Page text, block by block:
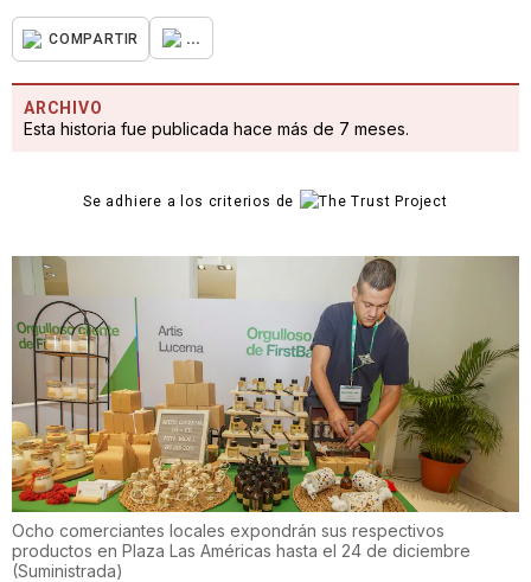
COMPARTIR ...
ARCHIVO
Esta historia fue publicada hace más de 7 meses.
Se adhiere a los criterios de
Ocho comerciantes locales expondrán sus respectivos
productos en Plaza Las Américas hasta el 24 de diciembre
(Suministrada)